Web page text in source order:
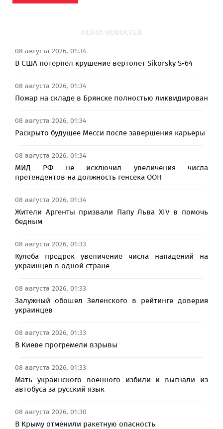
ЛЕНТА НОВОСТЕЙ
08 августа 2026, 01:34
В США потерпел крушение вертолет Sikorsky S-64
08 августа 2026, 01:34
Пожар на складе в Брянске полностью ликвидирован
08 августа 2026, 01:34
Раскрыто будущее Месси после завершения карьеры
08 августа 2026, 01:34
МИД РФ не исключил увеличения числа
претендентов на должность генсека ООН
08 августа 2026, 01:34
Жители Аргенты призвали Папу Льва XIV в помочь
бедным
08 августа 2026, 01:33
Кулеба предрек увеличение числа нападений на
украинцев в одной стране
08 августа 2026, 01:33
Залужный обошел Зеленского в рейтинге доверия
украинцев
08 августа 2026, 01:33
В Киеве прогремели взрывы
08 августа 2026, 01:33
Мать украинского военного избили и выгнали из
автобуса за русский язык
08 августа 2026, 01:30
В Крыму отменили ракетную опасность